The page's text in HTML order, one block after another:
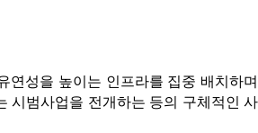
성을 높이는 인프라를 집중 배치하며
시범사업을 전개하는 등의 구체적인 사